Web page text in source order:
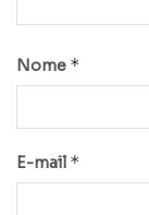
Nome *
E-mail *